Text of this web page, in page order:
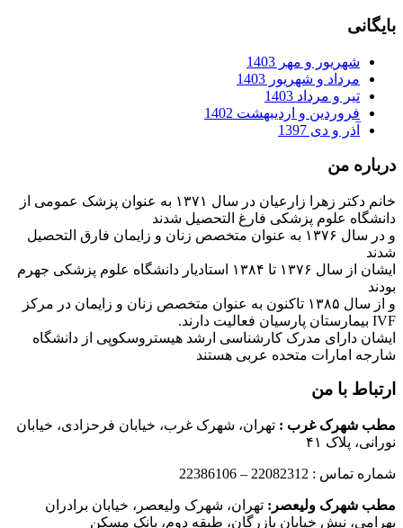
بایگانی
شهریور و مهر 1403
مرداد و شهریور 1403
تیر و مرداد 1403
فروردین و اردیبهشت 1402
آذر و دی 1397
درباره من
خانم دکتر زهرا زارعیان در سال ۱۳۷۱ به عنوان پزشک عمومی از
دانشگاه علوم پزشکی فارغ التحصیل شدند
و در سال ۱۳۷۶ به عنوان متخصص زنان و زایمان فارق التحصیل
شدند
ایشان از سال ۱۳۷۶ تا ۱۳۸۴ استادیار دانشگاه علوم پزشکی جهرم
بودند
و از سال ۱۳۸۵ تاکنون به عنوان متخصص زنان و زایمان در مرکز
IVF بیمارستان پارسیان فعالیت دارند.
ایشان دارای مدرک کارشناسی ارشد هیستروسکوپی از دانشگاه
شارجه امارات متحده عربی هستند
ارتباط با من
مطب شهرک غرب : تهران، شهرک غرب، خیابان فرحزادی، خیابان
نورانی، پلاک ۴۱
شماره تماس : 22082312 – 22386106
مطب شهرک ولیعصر: تهران، شهرک ولیعصر، خیابان برادران
بهرامی، نبش خیابان بازرگان، طبقه دوم، بانک مسکن